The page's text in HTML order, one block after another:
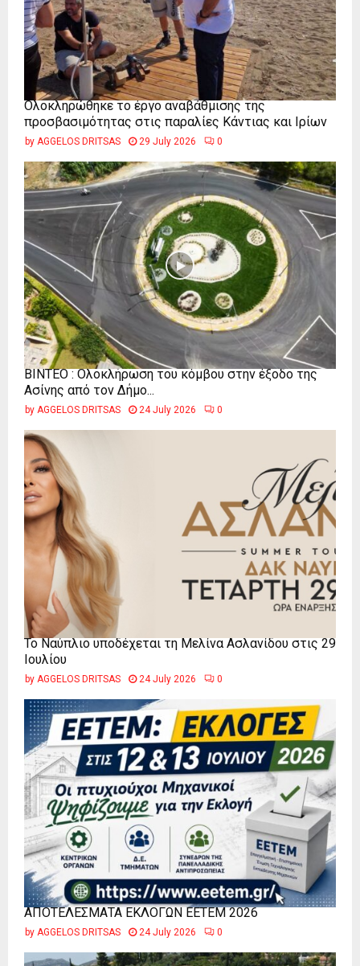
Ολοκληρώθηκε το έργο αναβάθμισης της
προσβασιμότητας στις παραλίες Κάντιας και Ιρίων
by AGGELOS DRITSAS 29 July 2026 0
ΒΙΝΤΕΟ : Ολοκλήρωση του κόμβου στην έξοδο της
Ασίνης από τον Δήμο...
by AGGELOS DRITSAS 24 July 2026 0
Το Ναύπλιο υποδέχεται τη Μελίνα Ασλανίδου στις 29
Ιουλίου
by AGGELOS DRITSAS 24 July 2026 0
ΑΠΟΤΕΛΕΣΜΑΤΑ ΕΚΛΟΓΩΝ ΕΕΤΕΜ 2026
by AGGELOS DRITSAS 24 July 2026 0